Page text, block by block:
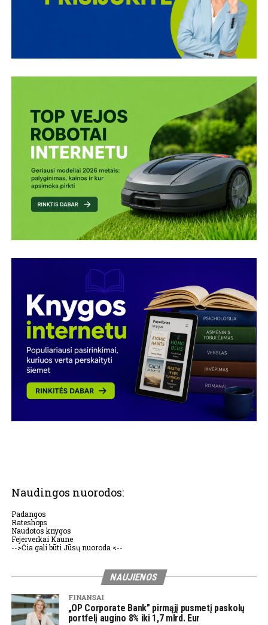
Naudingos nuorodos:
Padangos
Rateshops
Naudotos knygos
Fejerverkai Kaune
-->Čia gali būti Jūsų nuoroda <--
NAUJIENOS
FINANSAI
„OP Corporate Bank” pirmąjį pusmetį paskolų
portfelį augino 8% iki 1,7 mlrd. Eur